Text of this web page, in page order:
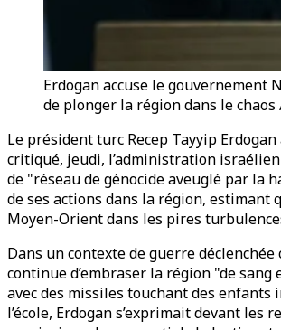
Erdogan accuse le gouvernement
de plonger la région dans le chaos
Le président turc Recep Tayyip
critiqué, jeudi, l’administration
de "réseau de génocide aveuglé par la
de ses actions dans la région, estimant
Moyen-Orient dans les pires
Dans un contexte de guerre déclenchée
continue d’embraser la région "de sang
avec des missiles touchant des enfants
l’école, Erdogan s’exprimait devant les